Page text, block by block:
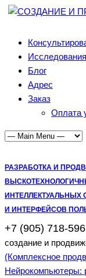
Исследования
Блог
Адрес
Заказ
Оплата
РАЗРАБОТКА И
ИНТЕЛЛЕКТУАЛЬНЫХ
И ИНТЕРФЕЙСОВ
+7 (905) 718-
создание и
(Комплексное
Нейрокомпьютеры: